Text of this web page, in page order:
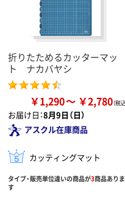
折りたためるカッターマッ
ト ナカバヤシ
￥1,290 ￥2,780
お届け日：8月9日（日）
アスクル在庫商品
カッティングマット
タイプ・販売単位違いの商品が3商品ありま
す